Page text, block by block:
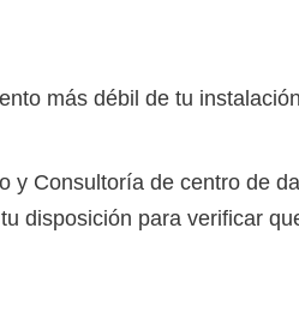
más débil de tu
Consultoría de centro de
disposición para verificar